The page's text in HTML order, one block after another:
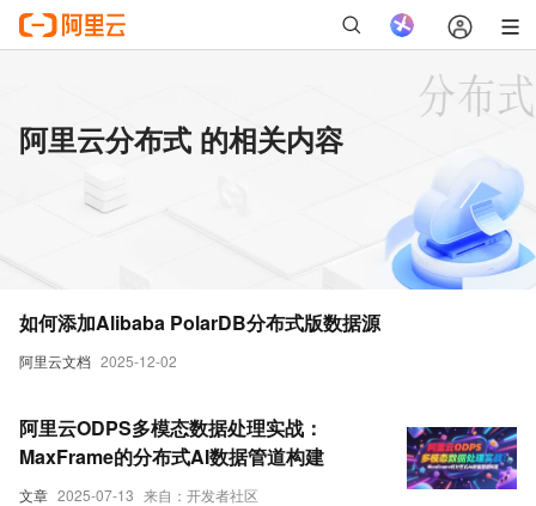
阿里云分布式 的相关内容
阿里云文档 2025-12-02
如何添加Alibaba PolarDB分布式版数据源
文章 2025-07-13 来自：开发者社区
阿里云ODPS多模态数据处理实战：
MaxFrame的分布式AI数据管道构建